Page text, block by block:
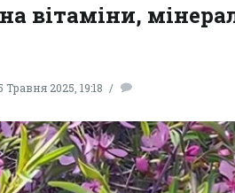
вітаміни,
Травня 2025, 19:18